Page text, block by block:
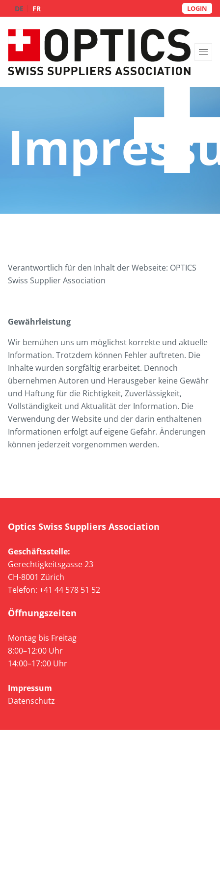
DE FR LOGIN
Lieferdienst
FAQs
Mitglied werden
Verantwortlich für den Inhalt der Webseite: OPTICS
Swiss Supplier Association
Gewährleistung
Wir bemühen uns um möglichst korrekte und aktuelle
Information. Trotzdem können Fehler auftreten. Die
Inhalte wurden sorgfältig erarbeitet. Dennoch
übernehmen Autoren und Herausgeber keine Gewähr
und Haftung für die Richtigkeit, Zuverlässigkeit,
Vollständigkeit und Aktualität der Information. Die
Verwendung der Website und der darin enthaltenen
Informationen erfolgt auf eigene Gefahr. Änderungen
können jederzeit vorgenommen werden.
Optics Swiss Suppliers Association
Geschäftsstelle:
Gerechtigkeitsgasse 23
CH-8001 Zürich
Telefon: +41 44 578 51 52
Öffnungszeiten
Montag bis Freitag
8:00–12:00 Uhr
14:00–17:00 Uhr
Impressum
Datenschutz